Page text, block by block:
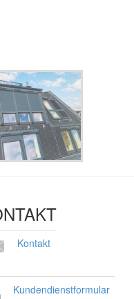
Kontakt
Kundendienstformular